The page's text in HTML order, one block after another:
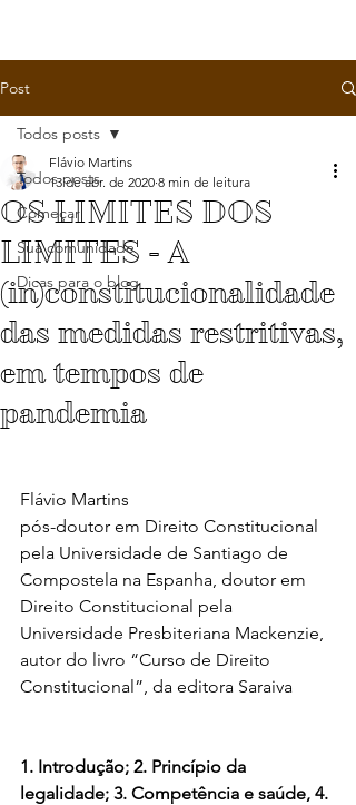
Post
Todos posts
Começar
Sua comunidade
Dicas para o blog
Todos posts
OS LIMITES DOS
LIMITES - A
(in)constitucionalidade
das medidas restritivas,
em tempos de
pandemia
Flávio Martins
13 de abr. de 2020 8 min de leitura
Flávio Martins
pós-doutor em Direito Constitucional
pela Universidade de Santiago de
Compostela na Espanha, doutor em
Direito Constitucional pela
Universidade Presbiteriana Mackenzie,
autor do livro “Curso de Direito
Constitucional”, da editora Saraiva
1. Introdução; 2. Princípio da
legalidade; 3. Competência e saúde, 4.